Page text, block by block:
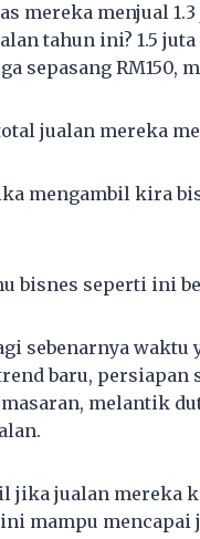
mereka menjual
tahun ini? 1.5 juta
sepasang RM150,
jualan mereka
mengambil kira
bisnes seperti ini
sebenarnya
baru,
melantik
jika jualan mereka
mampu mencapai